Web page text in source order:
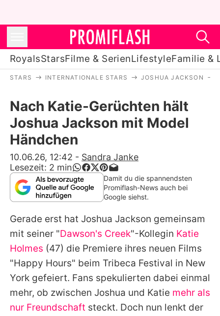
RoyalsStarsFilme & SerienLifestyleFamilie &
Stars
Filme & Serien
Lifestyle
Familie & Liebe
Promiflash Exklusiv
Alle Themen auf Promiflash
Jobs
App runterladen
Team
Redaktionelle Richtlinien
STARS INTERNATIONALE STARS JOSHUA JACKSON
Nach Katie-Gerüchten hält
Joshua Jackson mit Model
Händchen
10.06.26, 12:42 - Sandra Janke
Lesezeit: 2 min
Damit du die spannendsten
Promiflash-News auch bei
Google siehst.
Gerade erst hat Joshua Jackson gemeinsam
mit seiner "Dawson's Creek"-Kollegin Katie
Holmes (47) die Premiere ihres neuen Films
"Happy Hours" beim Tribeca Festival in New
York gefeiert. Fans spekulierten dabei einmal
mehr, ob zwischen Joshua und Katie mehr als
nur Freundschaft steckt. Doch nun lenkt der